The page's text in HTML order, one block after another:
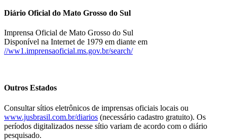
Diário Oficial do Mato Grosso do Sul
Imprensa Oficial de Mato Grosso do Sul
Disponível na Internet de 1979 em diante em
//ww1.imprensaoficial.ms.gov.br/search/
Outros Estados
Consultar sítios eletrônicos de imprensas oficiais locais ou
www.jusbrasil.com.br/diarios (necessário cadastro gratuito). Os
períodos digitalizados nesse sítio variam de acordo com o diário
pesquisado.